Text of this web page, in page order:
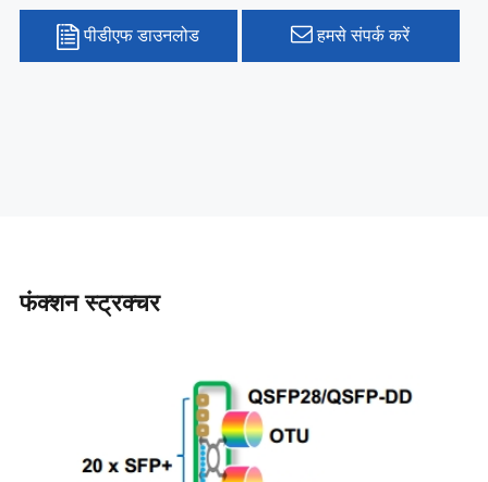
पीडीएफ डाउनलोड हमसे संपर्क करें
फंक्शन स्ट्रक्चर